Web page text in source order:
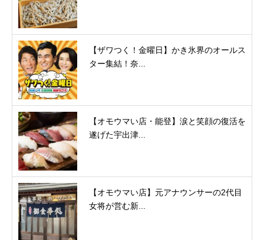
【ザワつく！金曜日】かき氷界のオールス
ター集結！奈...
【オモウマい店・能登】涙と笑顔の復活を
遂げた宇出津...
【オモウマい店】元アナウンサーの2代目
女将が営む新...